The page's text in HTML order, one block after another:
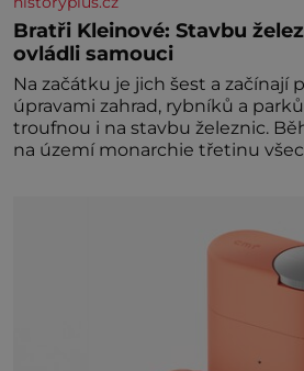
Bratři Kleinové: Stavbu
ovládli samouci
Na začátku je jich šest a začínají
úpravami zahrad, rybníků a
troufnou i na stavbu železnic.
na území monarchie třetinu